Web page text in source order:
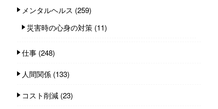
メンタルヘルス (259)
災害時の心身の対策 (11)
仕事 (248)
人間関係 (133)
コスト削減 (23)